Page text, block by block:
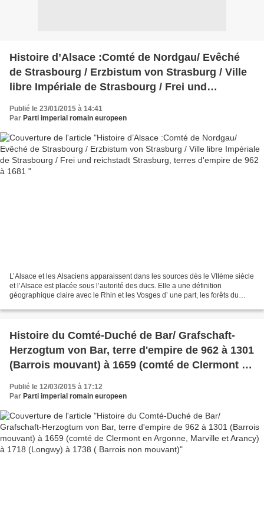
Histoire d’Alsace :Comté de Nordgau/ Evêché
de Strasbourg / Erzbistum von Strasburg / Ville
libre Impériale de Strasbourg / Frei und
reichstadt Strasburg, terres d'empire de 962 à
1681
Publié le 23/01/2015 à 14:41
Par Parti imperial romain europeen
L’Alsace et les Alsaciens apparaissent dans les sources dès le VIIème siècle
et l’Alsace est placée sous l’autorité des ducs. Elle a une définition
géographique claire avec le Rhin et les Vosges d’ une part, les forêts du
Histoire du Comté-Duché de Bar/ Grafschaft-
Herzogtum von Bar, terre d'empire de 962 à 1301
(Barrois mouvant) à 1659 (comté de Clermont en
1738 ( Barrois non mouvant)
Publié le 12/03/2015 à 17:12
Par Parti imperial romain europeen